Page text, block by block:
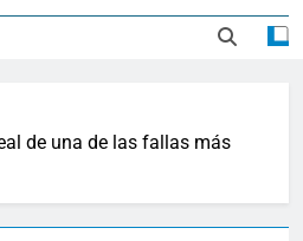
de una de las fallas más